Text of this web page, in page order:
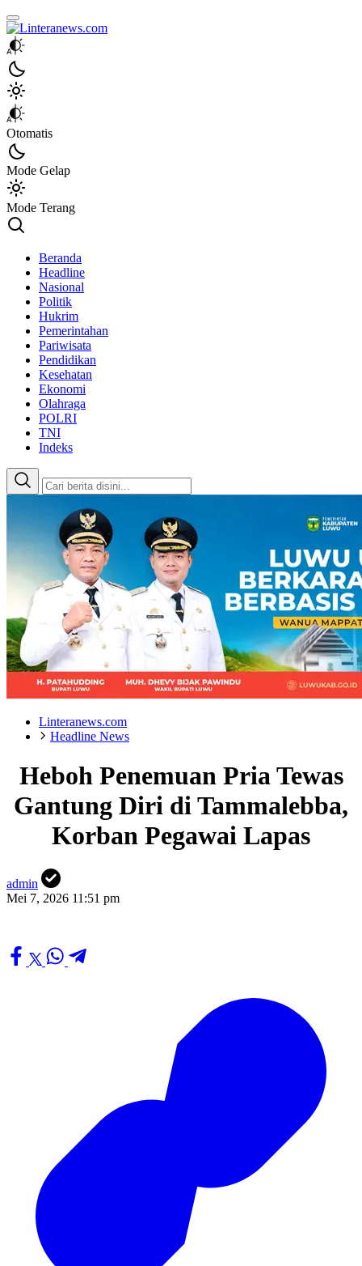
Linteranews.com
Lintas Informasi Tercepat dan Akurat
Otomatis
Mode Gelap
Mode Terang
Beranda
Headline
Nasional
Politik
Hukrim
Pemerintahan
Pariwisata
Pendidikan
Kesehatan
Ekonomi
Olahraga
POLRI
TNI
Indeks
Linteranews.com
Headline News
Heboh Penemuan Pria Tewas
Gantung Diri di Tammalebba,
Korban Pegawai Lapas
admin
Mei 7, 2026 11:51 pm